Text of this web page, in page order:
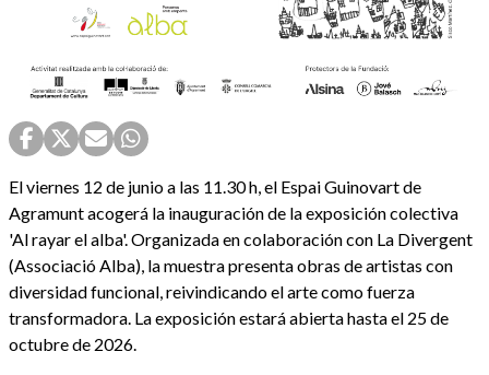
El viernes 12 de junio a las 11.30 h, el Espai Guinovart de
Agramunt acogerá la inauguración de la exposición colectiva
'Al rayar el alba'. Organizada en colaboración con La Divergent
(Associació Alba), la muestra presenta obras de artistas con
diversidad funcional, reivindicando el arte como fuerza
transformadora. La exposición estará abierta hasta el 25 de
octubre de 2026.